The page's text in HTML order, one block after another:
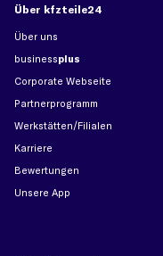
Über kfzteile24
Über uns
businessplus
Corporate Webseite
Partnerprogramm
Werkstätten/Filialen
Karriere
Bewertungen
Unsere App